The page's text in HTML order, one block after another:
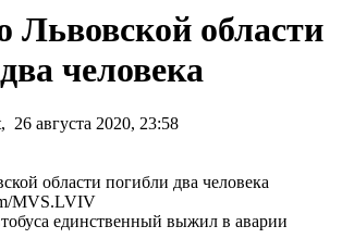
области
человека
26 августа 2020, 23:58
MVS.LVIV
единственный выжил в аварии